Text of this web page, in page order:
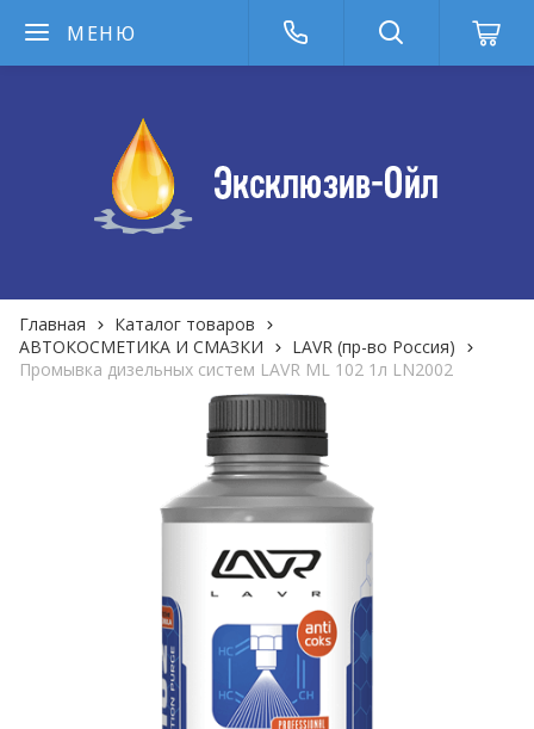
МЕНЮ
Главная
Каталог товаров
АВТОКОСМЕТИКА И СМАЗКИ
LAVR (пр-во Россия)
Промывка дизельных систем LAVR ML 102 1л LN2002